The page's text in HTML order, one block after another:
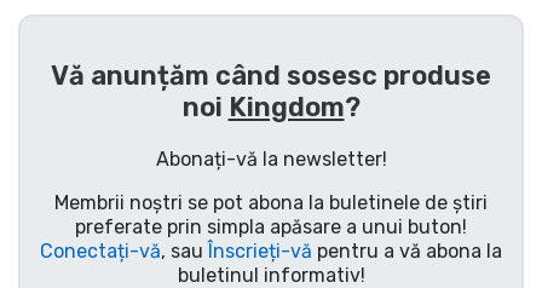
Vă anunțăm când sosesc produse
noi Kingdom?
Abonați-vă la newsletter!
Membrii noștri se pot abona la buletinele de știri
preferate prin simpla apăsare a unui buton!
Conectați-vă, sauÎnscrieți-vă pentru a vă abona la
buletinul informativ!